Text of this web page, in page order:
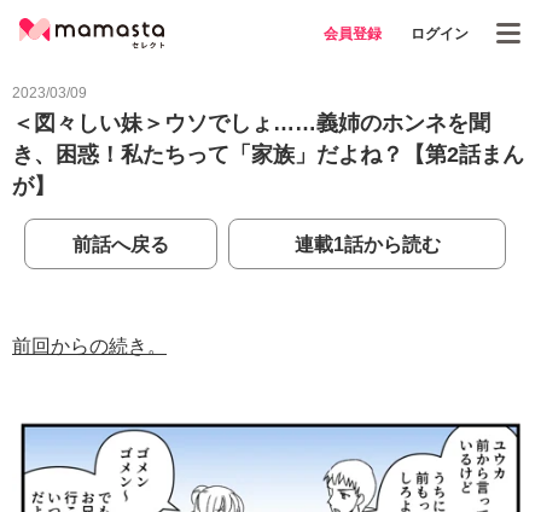
会員登録 ログイン
2023/03/09
＜図々しい妹＞ウソでしょ……義姉のホンネを聞
き、困惑！私たちって「家族」だよね？【第2話まん
が】
前話へ戻る 連載1話から読む
前回からの続き。